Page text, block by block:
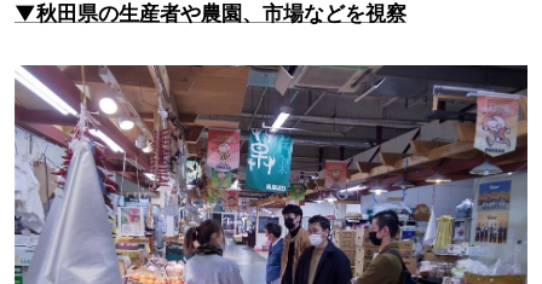
▼秋田県の生産者や農園、市場などを視察